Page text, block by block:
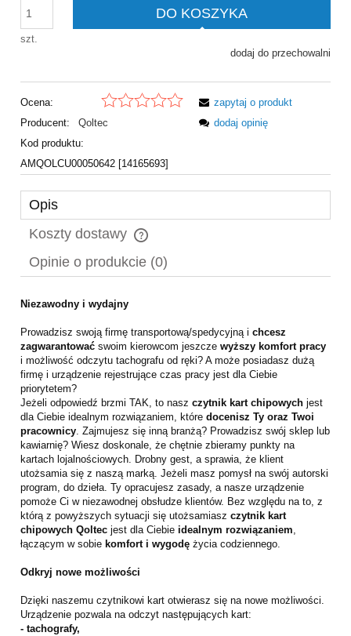
szt.
DO KOSZYKA
dodaj do przechowalni
Ocena:
Producent:
Qoltec
Kod produktu:
AMQOLCU00050642 [14165693]
zapytaj o produkt
dodaj opinię
Opis
Koszty dostawy
Cena nie zawiera ewentualnych kosztów płatności
Opinie o produkcie (0)
Niezawodny i wydajny
Prowadzisz swoją firmę transportową/spedycyjną i chcesz
zagwarantować swoim kierowcom jeszcze wyższy komfort pracy
i możliwość odczytu tachografu od ręki? A może posiadasz dużą
firmę i urządzenie rejestrujące czas pracy jest dla Ciebie
priorytetem?
Jeżeli odpowiedź brzmi TAK, to nasz czytnik kart chipowych jest
dla Ciebie idealnym rozwiązaniem, które docenisz Ty oraz Twoi
pracownicy. Zajmujesz się inną branżą? Prowadzisz swój sklep lub
kawiarnię? Wiesz doskonale, że chętnie zbieramy punkty na
kartach lojalnościowych. Drobny gest, a sprawia, że klient
utożsamia się z naszą marką. Jeżeli masz pomysł na swój autorski
program, do dzieła. Ty opracujesz zasady, a nasze urządzenie
pomoże Ci w niezawodnej obsłudze klientów. Bez względu na to, z
którą z powyższych sytuacji się utożsamiasz czytnik kart
chipowych Qoltec jest dla Ciebie idealnym rozwiązaniem,
łączącym w sobie komfort i wygodę życia codziennego.
Odkryj nowe możliwości
Dzięki naszemu czytnikowi kart otwierasz się na nowe możliwości.
Urządzenie pozwala na odczyt następujących kart:
- tachografy,